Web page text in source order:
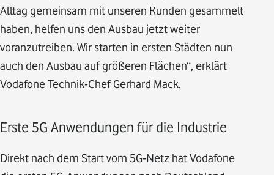
Alltag gemeinsam mit unseren Kunden gesammelt
haben, helfen uns den Ausbau jetzt weiter
voranzutreiben. Wir starten in ersten Städten nun
auch den Ausbau auf größeren Flächen“, erklärt
Vodafone Technik-Chef Gerhard Mack.
Erste 5G Anwendungen für die Industrie
Direkt nach dem Start vom 5G-Netz hat Vodafone